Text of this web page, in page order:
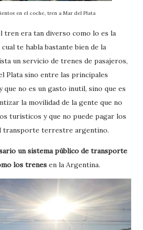
en el coche, tren a Mar del Plata
tren era tan diverso como lo es la
te habla bastante bien de la
un servicio de trenes de pasajeros,
Plata sino entre las principales
que no es un gasto inutil, sino que es
la movilidad de la gente que no
turísticos y que no puede pagar los
transporte terrestre argentino.
un sistema público de transporte
los trenes en la Argentina.